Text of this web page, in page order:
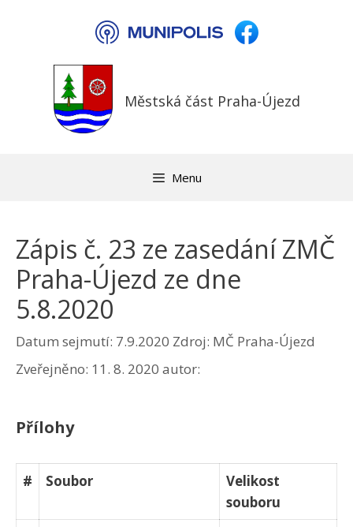
Městská část Praha-Újezd
Menu
Zápis č. 23 ze zasedání ZMČ
Praha-Újezd ze dne
5.8.2020
Datum sejmutí: 7.9.2020 Zdroj: MČ Praha-Újezd
Zveřejněno: 11. 8. 2020 autor:
Přílohy
# Soubor
Velikost
souboru